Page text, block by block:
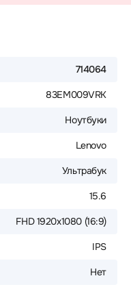
714064
83EM009VRK
Ноутбуки
Lenovo
Ультрабук
15.6
FHD 1920x1080 (16:9)
IPS
Нет